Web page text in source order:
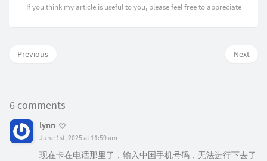
If you think my article is useful to you, please feel free to appreciate
Next
Previous
6 comments
lynn
June 1st, 2025 at 11:59 am
现在卡在电话那里了，输入中国手机号码，无法进行下去了